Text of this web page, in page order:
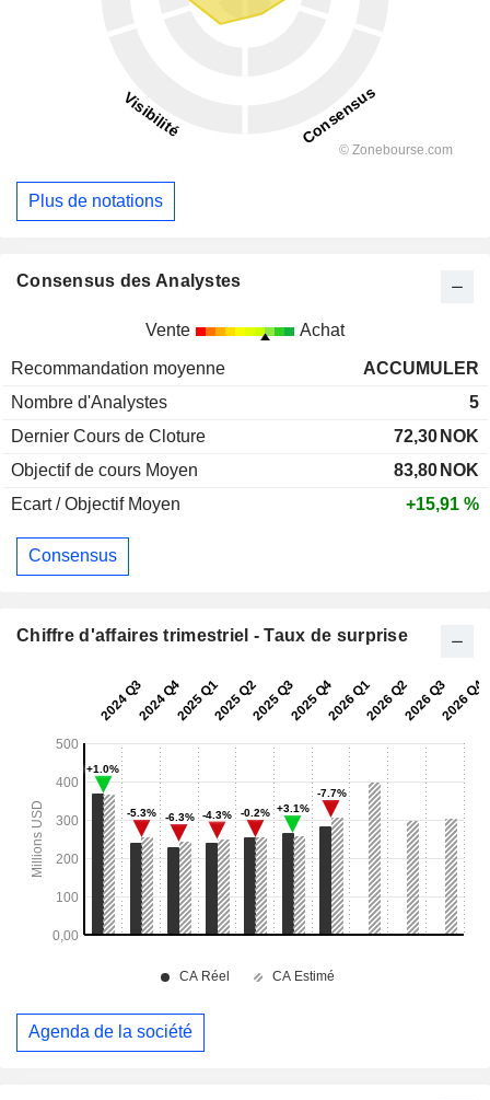
Plus de notations
Consensus des Analystes
Vente Achat
Recommandation moyenne
ACCUMULER
Nombre d'Analystes
5
Dernier Cours de Cloture
72,30 NOK
Objectif de cours Moyen
83,80 NOK
Ecart / Objectif Moyen
+15,91 %
Consensus
Chiffre d'affaires trimestriel - Taux de surprise
Agenda de la société